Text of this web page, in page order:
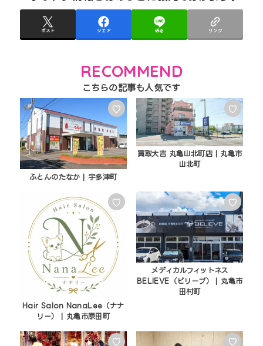
ポスト シェア 送る リンク
RECOMMEND
♡
ふとんのたなか | 宇多津町
♡
買取大吉 丸亀山北町店 | 丸亀市
山北町
♡
Hair Salon NanaLee（ナナ
リー） | 丸亀市原田町
♡
メディカルフィットネス
BELIEVE（ビリーブ） | 丸亀市
田村町
♡ ♡